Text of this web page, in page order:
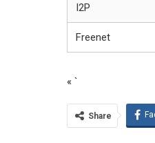
I2P
Freenet
« `
Share